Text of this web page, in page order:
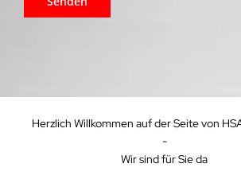
Herzlich Willkommen auf der Seite von
-
Wir sind für Sie da